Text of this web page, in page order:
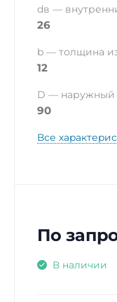
dв —
26
b — толщина
12
D — наружный
90
Все
По
В наличии